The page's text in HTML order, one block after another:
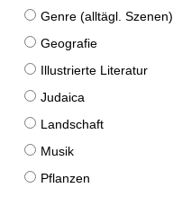
Genre (alltägl. Szenen)
Geografie
Illustrierte Literatur
Judaica
Landschaft
Musik
Pflanzen